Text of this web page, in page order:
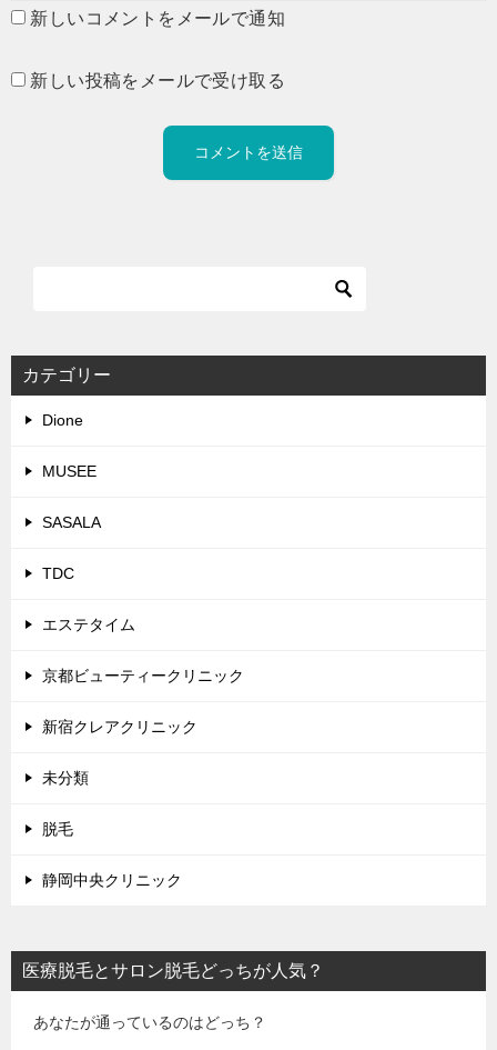
新しいコメントをメールで通知
新しい投稿をメールで受け取る
カテゴリー
Dione
MUSEE
SASALA
TDC
エステタイム
京都ビューティークリニック
新宿クレアクリニック
未分類
脱毛
静岡中央クリニック
医療脱毛とサロン脱毛どっちが人気？
あなたが通っているのはどっち？